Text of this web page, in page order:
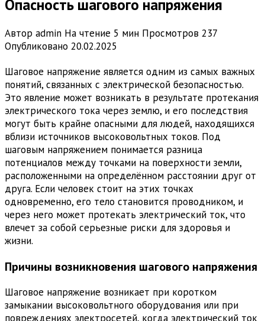
Опасность шагового напряжения
Автор admin На чтение 5 мин Просмотров 237
Опубликовано 20.02.2025
Шаговое напряжение является одним из самых важных
понятий, связанных с электрической безопасностью.
Это явление может возникать в результате протекания
электрического тока через землю, и его последствия
могут быть крайне опасными для людей, находящихся
вблизи источников высоковольтных токов. Под
шаговым напряжением понимается разница
потенциалов между точками на поверхности земли,
расположенными на определённом расстоянии друг от
друга. Если человек стоит на этих точках
одновременно, его тело становится проводником, и
через него может протекать электрический ток, что
влечет за собой серьезные риски для здоровья и
жизни.
Причины возникновения шагового напряжения
Шаговое напряжение возникает при коротком
замыкании высоковольтного оборудования или при
повреждениях электросетей, когда электрический ток